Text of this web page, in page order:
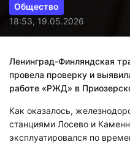
Общество
18:53, 19.05.2026
Ленинград-Финляндская
провела проверку и
работе «РЖД» в
Как оказалось,
станциями Лосево и
эксплуатировался по